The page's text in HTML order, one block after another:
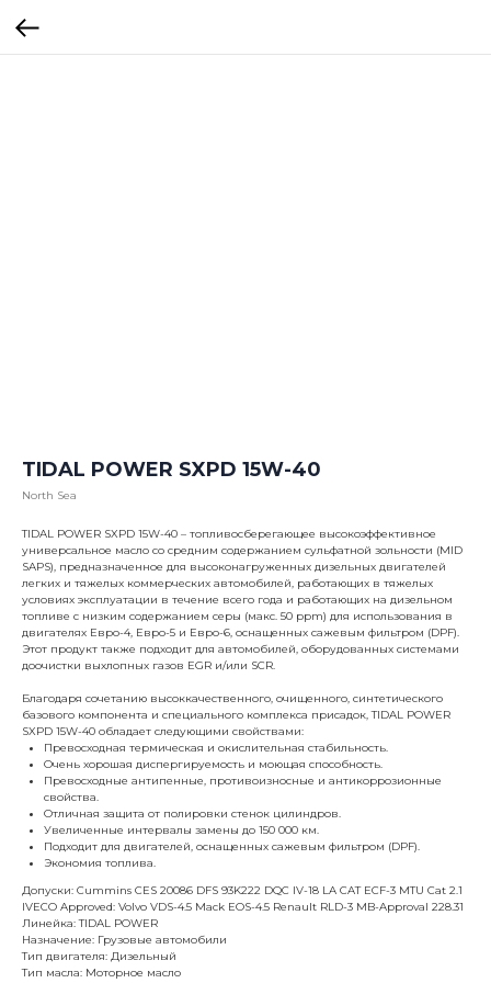
TIDAL POWER SXPD 15W-40
North Sea
TIDAL POWER SXPD 15W-40 – топливосберегающее высокоэффективное
универсальное масло со средним содержанием сульфатной зольности (MID
SAPS), предназначенное для высоконагруженных дизельных двигателей
легких и тяжелых коммерческих автомобилей, работающих в тяжелых
условиях эксплуатации в течение всего года и работающих на дизельном
топливе с низким содержанием серы (макс. 50 ppm) для использования в
двигателях Евро-4, Евро-5 и Евро-6, оснащенных сажевым фильтром (DPF).
Этот продукт также подходит для автомобилей, оборудованных системами
доочистки выхлопных газов EGR и/или SCR.
Благодаря сочетанию высоккачественного, очищенного, синтетического
базового компонента и специального комплекса присадок, TIDAL POWER
SXPD 15W-40 обладает следующими свойствами:
Превосходная термическая и окислительная стабильность.
Очень хорошая диспергируемость и моющая способность.
Превосходные антипенные, противоизносные и антикоррозионные
свойства.
Отличная защита от полировки стенок цилиндров.
Увеличенные интервалы замены до 150 000 км.
Подходит для двигателей, оснащенных сажевым фильтром (DPF).
Экономия топлива.
Допуски: Cummins CES 20086 DFS 93K222 DQC IV-18 LA CAT ECF-3 MTU Cat 2.1
IVECO Approved: Volvo VDS-4.5 Mack EOS-4.5 Renault RLD-3 MB-Approval 228.31
Линейка: TIDAL POWER
Назначение: Грузовые автомобили
Тип двигателя: Дизельный
Тип масла: Моторное масло